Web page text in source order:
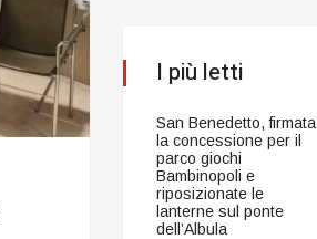
I più letti
San Benedetto, firmata
la concessione per il
parco giochi
Bambinopoli e
riposizionate le
lanterne sul ponte
dell’Albula